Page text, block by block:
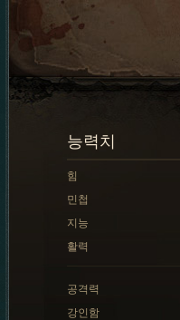
능력치
힘
민첩
지능
활력
공격력
강인함